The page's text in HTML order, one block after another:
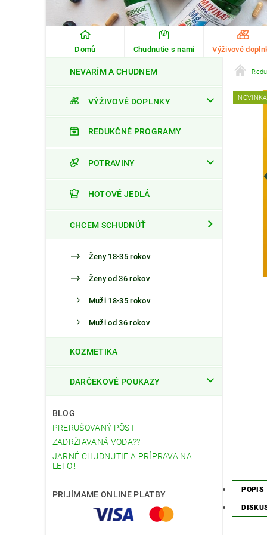
Domů Chudnutie s nami Výživové
NEVARÍM A CHUDNEM
VÝŽIVOVÉ DOPLNKY
REDUKČNÉ PROGRAMY
POTRAVINY
HOTOVÉ JEDLÁ
CHCEM SCHUDNÚŤ
Ženy 18-35 rokov
Ženy od 36 rokov
Muži 18-35 rokov
Muži od 36 rokov
KOZMETIKA
DARČEKOVÉ POUKAZY
BLOG
PRERUŠOVANÝ PÔST
ZADRŽIAVANÁ VODA??
JARNÉ CHUDNUTIE A PRÍPRAVA NA
LETO!!
PRIJÍMAME ONLINE PLATBY
NOVINKA
POPIS